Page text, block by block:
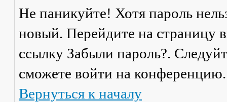
Не паникуйте! Хотя пароль
новый. Перейдите на страницу
ссылку Забыли пароль?.
сможете войти на конференцию.
Вернуться к началу